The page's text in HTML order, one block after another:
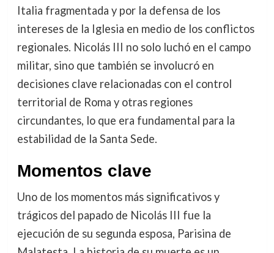
Italia fragmentada y por la defensa de los
intereses de la Iglesia en medio de los conflictos
regionales. Nicolás III no solo luchó en el campo
militar, sino que también se involucró en
decisiones clave relacionadas con el control
territorial de Roma y otras regiones
circundantes, lo que era fundamental para la
estabilidad de la Santa Sede.
Momentos clave
Uno de los momentos más significativos y
trágicos del papado de Nicolás III fue la
ejecución de su segunda esposa, Parisina de